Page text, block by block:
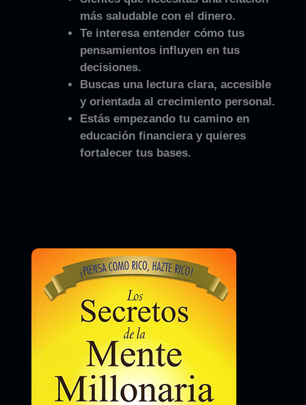
más saludable con el dinero.
Te interesa entender cómo tus
pensamientos influyen en tus
decisiones.
Buscas una lectura clara, accesible
y orientada al crecimiento personal.
Estás empezando tu camino en
educación financiera y quieres
fortalecer tus bases.